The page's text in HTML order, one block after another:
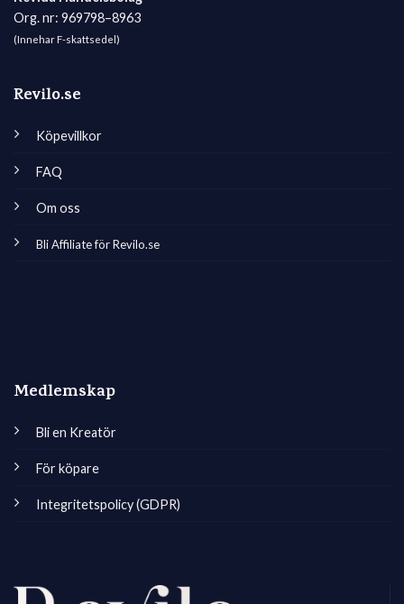
Org. nr: 969798–8963
(Innehar F-skattsedel)
Revilo.se
Köpevillkor
FAQ
Om oss
Bli Affiliate för Revilo.se
Medlemskap
Bli en Kreatör
För köpare
Integritetspolicy (GDPR)